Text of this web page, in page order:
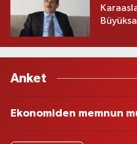
Anket
Ekonomiden memnun